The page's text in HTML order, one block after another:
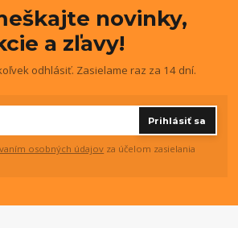
novinky,
a zľavy!
odhlásiť. Zasielame raz za 14 dní.
Prihlásiť sa
osobných údajov za účelom zasielania